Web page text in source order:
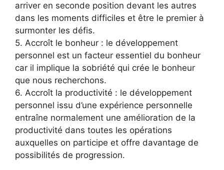
arriver en seconde position devant les autres
dans les moments difficiles et être le premier à
surmonter les défis.
5. Accroît le bonheur : le développement
personnel est un facteur essentiel du bonheur
car il implique la sobriété qui crée le bonheur
que nous recherchons.
6. Accroît la productivité : le développement
personnel issu d’une expérience personnelle
entraîne normalement une amélioration de la
productivité dans toutes les opérations
auxquelles on participe et offre davantage de
possibilités de progression.